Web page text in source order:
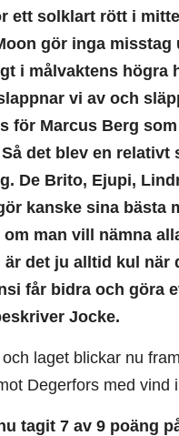
ett solklart rött i
gör inga misstag
i målvaktens högra
vi av och
för Marcus Berg
det blev en relativt
De Brito, Ejupi,
kanske sina bästa
om man vill nämna
är det ju alltid kul när
får bidra och göra
Jocke.
laget blickar nu
Degerfors med vind
tagit 7 av 9 poäng